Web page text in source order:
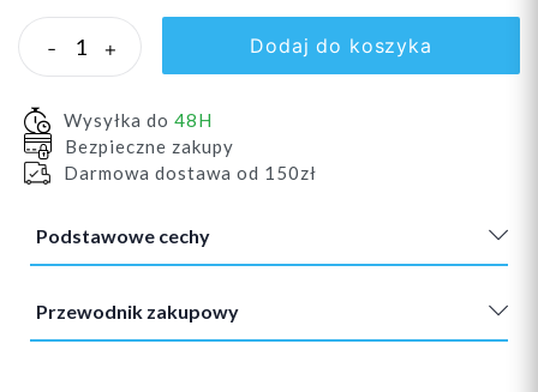
- + Dodaj do koszyka
Wysyłka do 48H
Bezpieczne zakupy
Darmowa dostawa od 150zł
Podstawowe cechy
Przewodnik zakupowy